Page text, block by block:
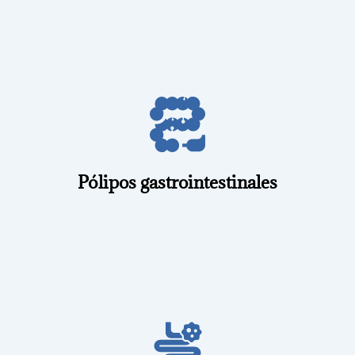
Pólipos gastrointestinales
Son crecimientos anormales que pueden aparecer en el
estómago o colon. Algunos tienen riesgo de convertirse en
cáncer, por eso es clave detectarlos y retirarlos a tiempo
mediante endoscopía.
tomar biopsias de forma precisa.